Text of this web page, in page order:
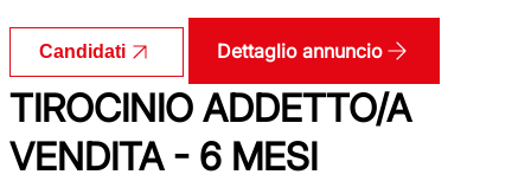
Candidati Dettaglio annuncio
TIROCINIO ADDETTO/A
VENDITA - 6 MESI